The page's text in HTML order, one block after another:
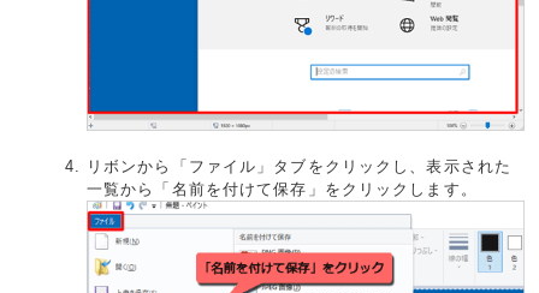
リボンから「ファイル」タブをクリックし、表示された
一覧から「名前を付けて保存」をクリックします。